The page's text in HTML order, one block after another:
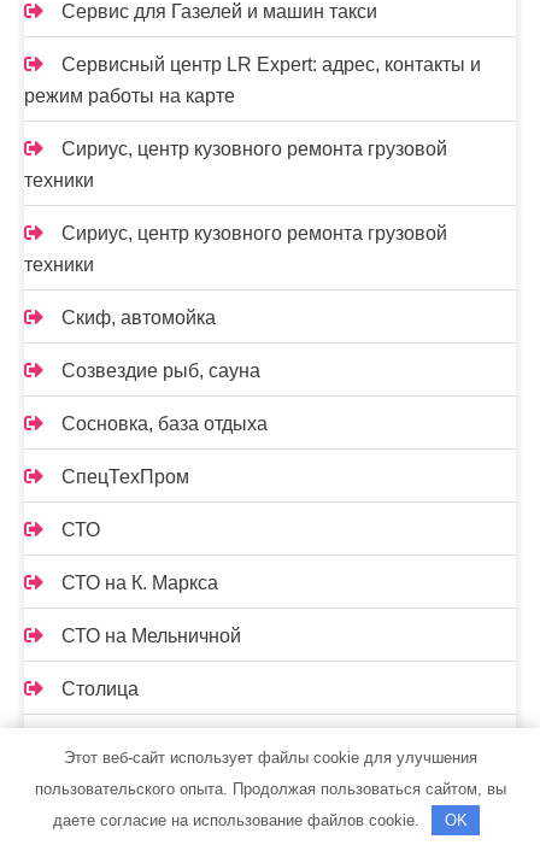
Сервис для Газелей и машин такси
Сервисный центр LR Expert: адрес, контакты и
режим работы на карте
Сириус, центр кузовного ремонта грузовой
техники
Сириус, центр кузовного ремонта грузовой
техники
Скиф, автомойка
Созвездие рыб, сауна
Сосновка, база отдыха
СпецТехПром
СТО
СТО на К. Маркса
СТО на Мельничной
Столица
Сфера, гостиничный комплекс
Этот веб-сайт использует файлы cookie для улучшения
пользовательского опыта. Продолжая пользоваться сайтом, вы
даете согласие на использование файлов cookie.
OK